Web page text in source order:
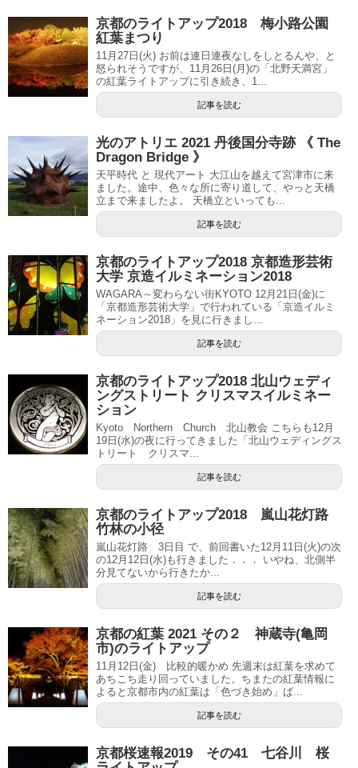
京都のライトアップ2018 梅小路公園
紅葉まつり
11月27日(火) お前は連日連夜なしをしとるんや、と
怒られそうですが、11月26日(月)の「北野天満宮」
の紅葉ライトアップに引き続き、1...
記事を読む
光のアトリエ 2021 丹後国分寺跡 《 The
Dragon Bridge 》
天平時代 と 現代アート 大江山を越えて宮津市に来
ました。途中、色々な所に寄り道して、やっと天橋
立まで来ましたよ。 天橋立といっても...
記事を読む
京都のライトアップ2018 京都造形芸術
大学 京造イルミネーション2018
WAGARA～変わらない街KYOTO 12月21日(金)に
「京都造形芸術大学」で行われている「京造イルミ
ネーション2018」を見に行きまし...
記事を読む
京都のライトアップ2018 北山ウェディ
ングストリート クリスマスイルミネー
ション
Kyoto Northern Church 北山教会 こちらも12月
19日(水)の夜に行ってきました「北山ウェディングス
トリート クリスマ...
記事を読む
京都のライトアップ2018 嵐山花灯路
竹林の小径
嵐山花灯路 3日目 で、前回書いた12月11日(火)の次
の12月12日(水)も行きました．．． いやね、北側半
分見てないから行きたか...
記事を読む
京都の紅葉 2021 その２ 神蔵寺(亀岡
市)のライトアップ
11月12日(金) 比較的暖かめ 先週末は紅葉を求めて
あちこち走り回っていました。ちまたの紅葉情報に
よると京都市内の紅葉は「色づき始め」ば...
記事を読む
京都桜速報2019 その41 七谷川 桜